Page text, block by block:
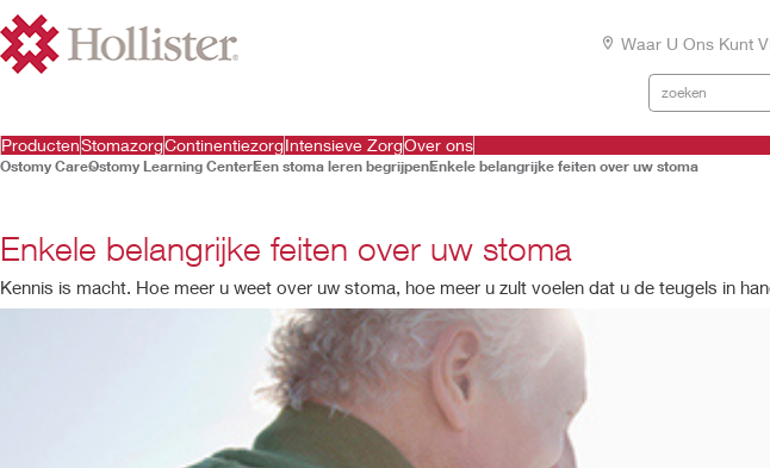
Waar U Ons Kunt
ProductenStomazorgContinentiezorgIntensieve ZorgOver ons
Ostomy CareOstomy Learning CenterEen stoma leren begrijpenEnkele belangrijke feiten over uw stoma
Enkele belangrijke feiten over uw stoma
Kennis is macht. Hoe meer u weet over uw stoma, hoe meer u zult voelen dat u de teugels in